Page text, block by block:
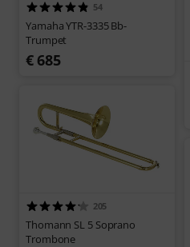
54
Yamaha YTR-3335 Bb-
Trumpet
€ 685
205
Thomann SL 5 Soprano
Trombone